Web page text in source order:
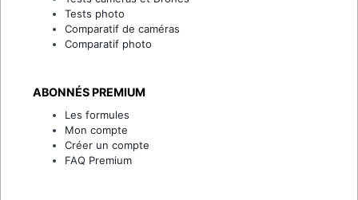
Tests photo
Comparatif de caméras
Comparatif photo
ABONNÉS PREMIUM
Les formules
Mon compte
Créer un compte
FAQ Premium